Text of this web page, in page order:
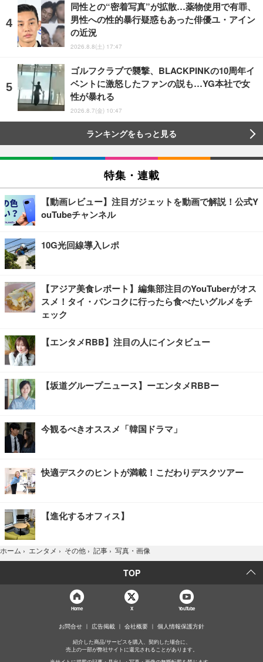
同性との“密着写真”が拡散…薬物使用で有罪、
男性への性的暴行疑惑もあった俳優ユ・アイン
の近況
2026.8.8(土) 17:47
ゴルフクラブで襲撃、BLACKPINKの10周年イ
ベントに激怒したファンの説も…YG本社で女
性が暴れる
2026.8.7(金) 10:47
ランキングをもっと見る
特集・連載
【動画レビュー】注目ガジェットを動画で解説！公式Y
ouTubeチャンネル
10G光回線導入レポ
【アジア美食レポート】編集部注目のYouTuberがオス
スメ！タイ・バンコクに行ったら食べたいグルメをチ
ェック
【エンタメRBB】注目の人にインタビュー
【坂道グループニュース】ーエンタメRBBー
今観るべきオススメ「韓国ドラマ」
快適デスクのヒントが満載！こだわりデスクツアー
【進化するオフィス】
ホーム › エンタメ › その他 › 記事 › 写真・画像
TOP
Home X YouTube
お問合せ 広告掲載 会社概要 個人情報保護方針
紹介した商品/サービスを購入、契約した場合に、
売上の一部が弊社サイトに還元されることがあります。